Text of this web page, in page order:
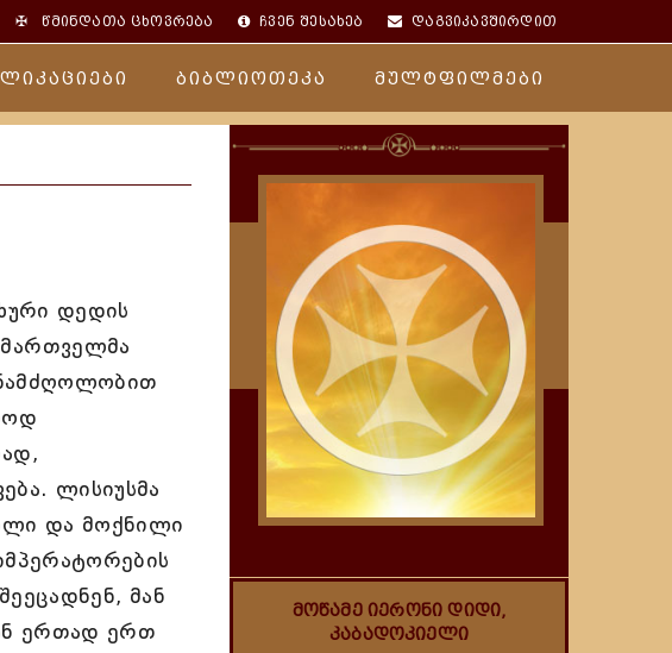
✠წმინდათა ცხოვრება ჩვენ შესახებ დაგვიკავშირდით
ბიბლიოთეკა მულტფილმები
დედის
ლისიუსმა
და მოქნილი
მან
ერთად ერთ
მოწამე იერონი დიდი,
კაბადოკიელი